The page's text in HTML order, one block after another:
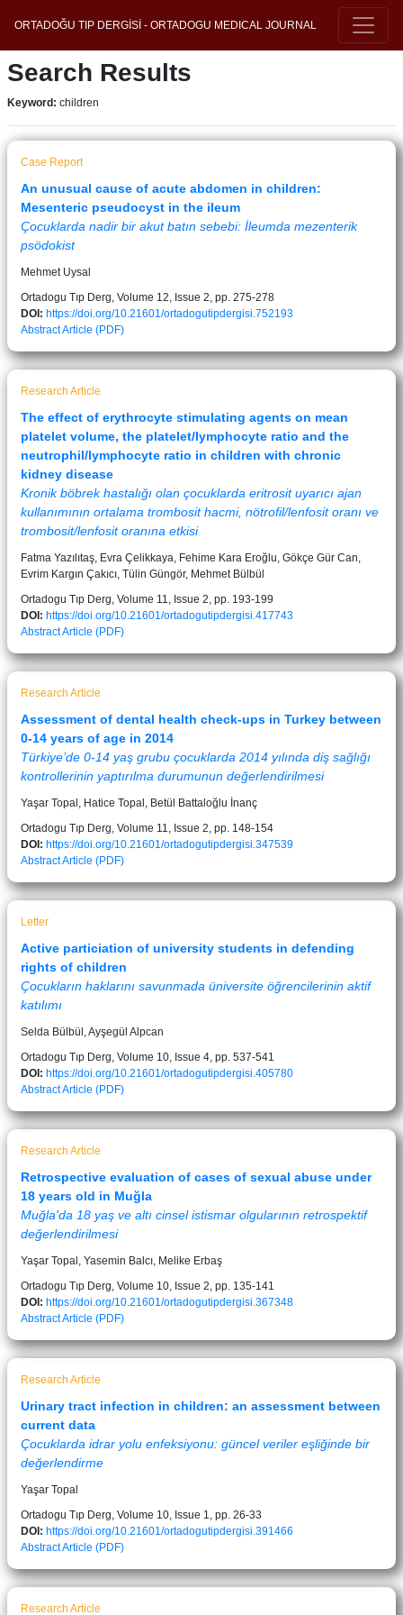
ORTADOĞU TIP DERGİSİ - ORTADOGU MEDICAL JOURNAL
Search Results
Keyword: children
Case Report
An unusual cause of acute abdomen in children:
Mesenteric pseudocyst in the ileum
Çocuklarda nadir bir akut batın sebebi: İleumda mezenterik
psödokist
Mehmet Uysal
Ortadogu Tıp Derg, Volume 12, Issue 2, pp. 275-278
DOI: https://doi.org/10.21601/ortadogutipdergisi.752193
AbstractArticle (PDF)
Research Article
The effect of erythrocyte stimulating agents on mean
platelet volume, the platelet/lymphocyte ratio and the
neutrophil/lymphocyte ratio in children with chronic
kidney disease
Kronik böbrek hastalığı olan çocuklarda eritrosit uyarıcı ajan
kullanımının ortalama trombosit hacmi, nötrofil/lenfosit oranı ve
trombosit/lenfosit oranına etkisi
Fatma Yazılıtaş, Evra Çelikkaya, Fehime Kara Eroğlu, Gökçe Gür Can,
Evrim Kargın Çakıcı, Tülin Güngör, Mehmet Bülbül
Ortadogu Tıp Derg, Volume 11, Issue 2, pp. 193-199
DOI: https://doi.org/10.21601/ortadogutipdergisi.417743
AbstractArticle (PDF)
Research Article
Assessment of dental health check-ups in Turkey between
0-14 years of age in 2014
Türkiye’de 0-14 yaş grubu çocuklarda 2014 yılında diş sağlığı
kontrollerinin yaptırılma durumunun değerlendirilmesi
Yaşar Topal, Hatice Topal, Betül Battaloğlu İnanç
Ortadogu Tıp Derg, Volume 11, Issue 2, pp. 148-154
DOI: https://doi.org/10.21601/ortadogutipdergisi.347539
AbstractArticle (PDF)
Letter
Active particiation of university students in defending
rights of children
Çocukların haklarını savunmada üniversite öğrencilerinin aktif
katılımı
Selda Bülbül, Ayşegül Alpcan
Ortadogu Tıp Derg, Volume 10, Issue 4, pp. 537-541
DOI: https://doi.org/10.21601/ortadogutipdergisi.405780
AbstractArticle (PDF)
Research Article
Retrospective evaluation of cases of sexual abuse under
18 years old in Muğla
Muğla'da 18 yaş ve altı cinsel istismar olgularının retrospektif
değerlendirilmesi
Yaşar Topal, Yasemin Balcı, Melike Erbaş
Ortadogu Tıp Derg, Volume 10, Issue 2, pp. 135-141
DOI: https://doi.org/10.21601/ortadogutipdergisi.367348
AbstractArticle (PDF)
Research Article
Urinary tract infection in children: an assessment between
current data
Çocuklarda idrar yolu enfeksiyonu: güncel veriler eşliğinde bir
değerlendirme
Yaşar Topal
Ortadogu Tıp Derg, Volume 10, Issue 1, pp. 26-33
DOI: https://doi.org/10.21601/ortadogutipdergisi.391466
AbstractArticle (PDF)
Research Article